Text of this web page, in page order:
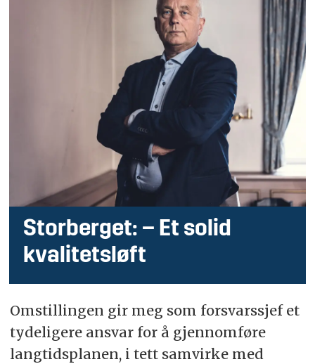
Storberget: – Et solid
kvalitetsløft
Omstillingen gir meg som forsvarssjef et
tydeligere ansvar for å gjennomføre
langtidsplanen, i tett samvirke med